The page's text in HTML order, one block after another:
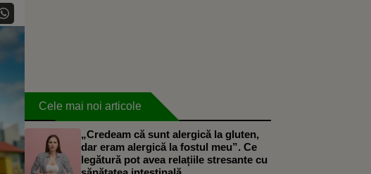
Cele mai noi articole
„Credeam că sunt alergică la gluten,
dar eram alergică la fostul meu”. Ce
legătură pot avea relațiile stresante cu